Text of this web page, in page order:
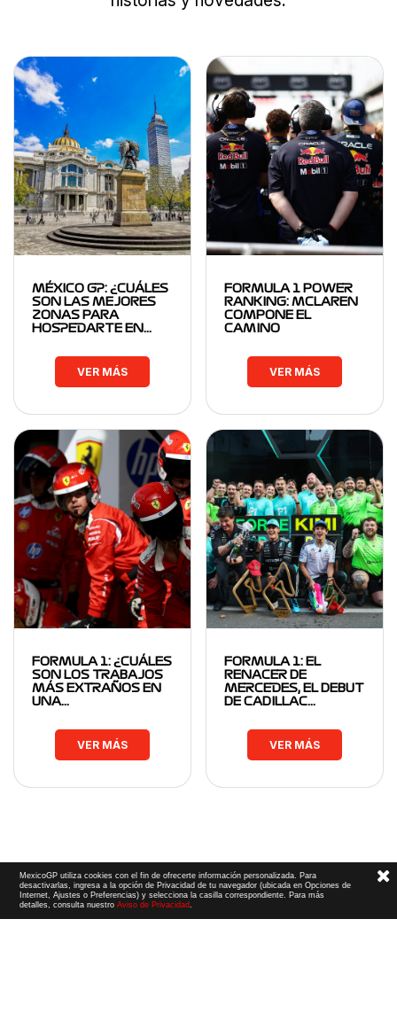
MÉXICO GP: ¿CUÁLES
SON LAS MEJORES
ZONAS PARA
HOSPEDARTE EN…
VER MÁS
FORMULA 1 POWER
RANKING: MCLAREN
COMPONE EL
CAMINO
VER MÁS
FORMULA 1: ¿CUÁLES
SON LOS TRABAJOS
MÁS EXTRAÑOS EN
UNA…
VER MÁS
FORMULA 1: EL
RENACER DE
MERCEDES, EL DEBUT
DE CADILLAC…
VER MÁS
MexicoGP utiliza cookies con el fin de ofrecerte información personalizada. Para
desactivarlas, ingresa a la opción de Privacidad de tu navegador (ubicada en Opciones de
Internet, Ajustes o Preferencias) y selecciona la casilla correspondiente. Para más
detalles, consulta nuestroAviso de Privacidad.